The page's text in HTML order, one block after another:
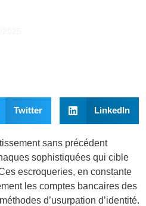
Twitter LinkedIn
sans précédent
sophistiquées qui cible
escroqueries, en constante
les comptes bancaires des
d’usurpation d’identité.